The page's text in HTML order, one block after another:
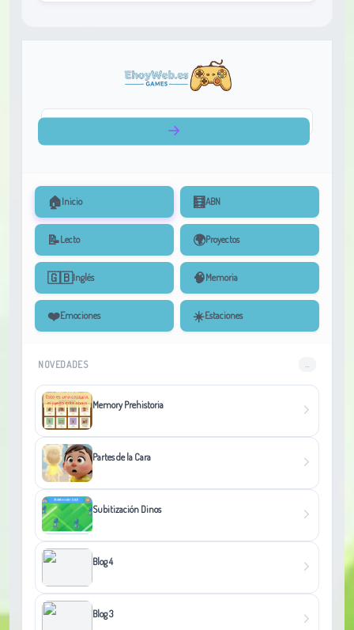
🏠Inicio 🧮ABN
📝Lecto 🌍Proyectos
🇬🇧Inglés 🧠Memoria
❤️Emociones ☀️Estaciones
NOVEDADES
Memory Prehistoria
Partes de la Cara
Subitización Dinos
Blog 4
Blog 3